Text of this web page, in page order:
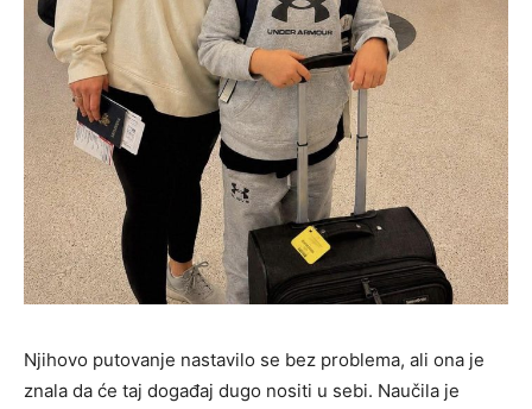
Njihovo putovanje nastavilo se bez problema, ali ona je
znala da će taj događaj dugo nositi u sebi. Naučila je